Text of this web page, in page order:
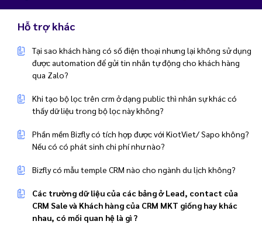
Hỗ trợ khác
Tại sao khách hàng có số điện thoại nhưng lại không sử dụng
được automation để gửi tin nhắn tự động cho khách hàng
qua Zalo?
Khi tạo bộ lọc trên crm ở dạng public thì nhân sự khác có
thấy dữ liệu trong bộ lọc này không?
Phần mềm Bizfly có tích hợp được với KiotViet/ Sapo không?
Nếu có có phát sinh chi phí như nào?
Bizfly có mẫu temple CRM nào cho ngành du lịch không?
Các trường dữ liệu của các bảng ở Lead, contact của
CRM Sale và Khách hàng của CRM MKT giống hay khác
nhau, có mối quan hệ là gì ?